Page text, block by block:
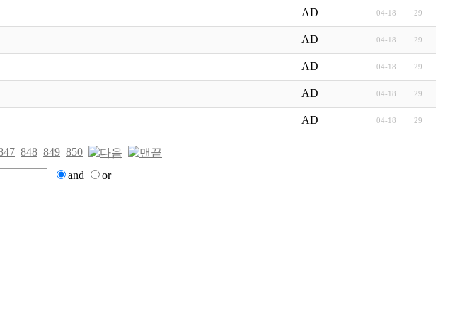
AD 04-18 29
AD 04-18 29
AD 04-18 29
AD 04-18 29
AD 04-18 29
848 849 850
and
or